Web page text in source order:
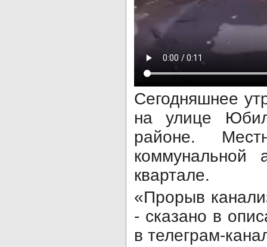
Сегодняшнее
на улице
районе.
квартале.
«Прорыв
- сказано в
в телеграм-